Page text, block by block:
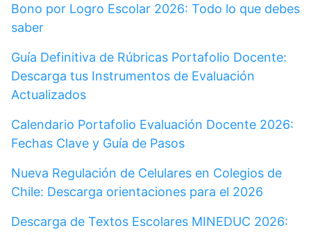
Bono por Logro Escolar 2026: Todo lo que debes
saber
Guía Definitiva de Rúbricas Portafolio Docente:
Descarga tus Instrumentos de Evaluación
Actualizados
Calendario Portafolio Evaluación Docente 2026:
Fechas Clave y Guía de Pasos
Nueva Regulación de Celulares en Colegios de
Chile: Descarga orientaciones para el 2026
Descarga de Textos Escolares MINEDUC 2026: